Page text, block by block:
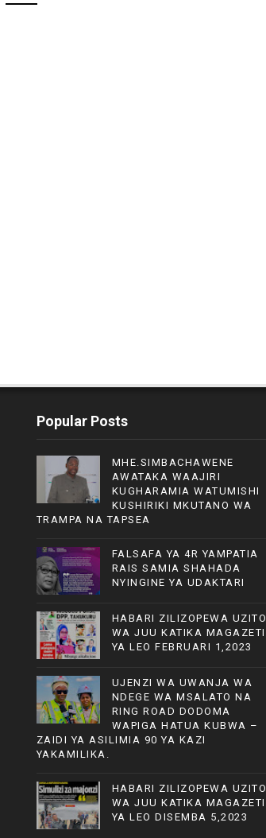
Popular Posts
MHE.SIMBACHAWENE
AWATAKA WAAJIRI
KUGHARAMIA WATUMISHI
KUSHIRIKI MKUTANO WA
TRAMPA NA TAPSEA
FALSAFA YA 4R YAMPATIA
RAIS SAMIA SHAHADA
NYINGINE YA UDAKTARI
HABARI ZILIZOPEWA UZITO
WA JUU KATIKA MAGAZETI
YA LEO FEBRUARI 1,2023
UJENZI WA UWANJA WA
NDEGE WA MSALATO NA
RING ROAD DODOMA
WAPIGA HATUA KUBWA –
ZAIDI YA ASILIMIA 90 YA KAZI
YAKAMILIKA.
HABARI ZILIZOPEWA UZITO
WA JUU KATIKA MAGAZETI
YA LEO DISEMBA 5,2023